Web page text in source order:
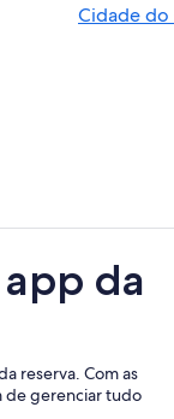
Cidade do
da
reserva. Com as
de gerenciar tudo